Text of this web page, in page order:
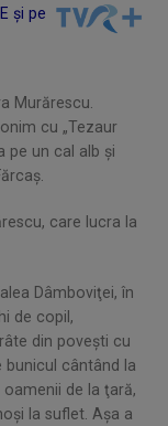
și pe
Murărescu.
cu „Tezaur
pe un cal alb şi
care lucra la
Dâmboviţei, în
de copil,
din poveşti cu
cântând la
de la ţară,
la suflet. Aşa a